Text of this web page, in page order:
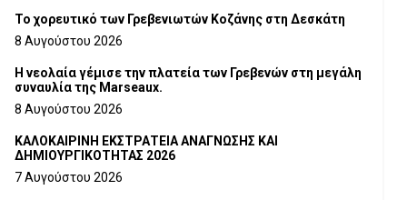
Το χορευτικό των Γρεβενιωτών Κοζάνης στη Δεσκάτη
8 Αυγούστου 2026
Η νεολαία γέμισε την πλατεία των Γρεβενών στη μεγάλη
συναυλία της Marseaux.
8 Αυγούστου 2026
ΚΑΛΟΚΑΙΡΙΝΗ ΕΚΣΤΡΑΤΕΙΑ ΑΝΑΓΝΩΣΗΣ ΚΑΙ
ΔΗΜΙΟΥΡΓΙΚΟΤΗΤΑΣ 2026
7 Αυγούστου 2026